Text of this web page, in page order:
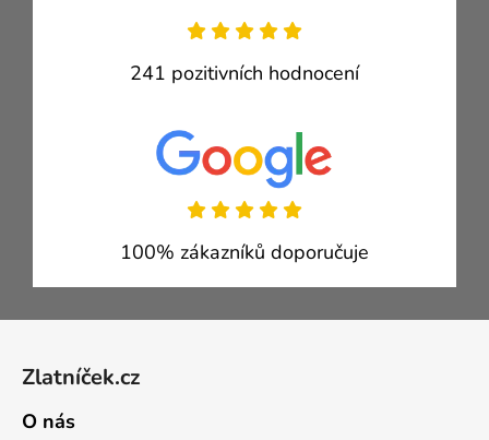
241 pozitivních hodnocení
100% zákazníků doporučuje
Zlatníček.cz
O nás